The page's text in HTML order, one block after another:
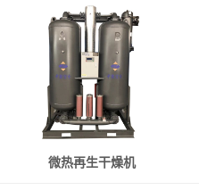
微热再生干燥机